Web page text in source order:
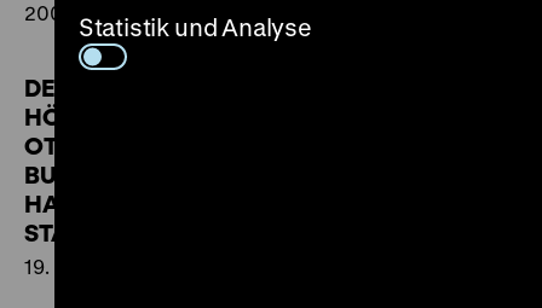
2005
DER EGBERT–CODEX.
HÖHEPUNKT
OTTONISCHER
BUCHMALEREI.
HANDSCHRIFT 24 DER
STADTBIBLIOTHEK TRIER.
19. März bis 10. April 2005
Statistik und Analyse